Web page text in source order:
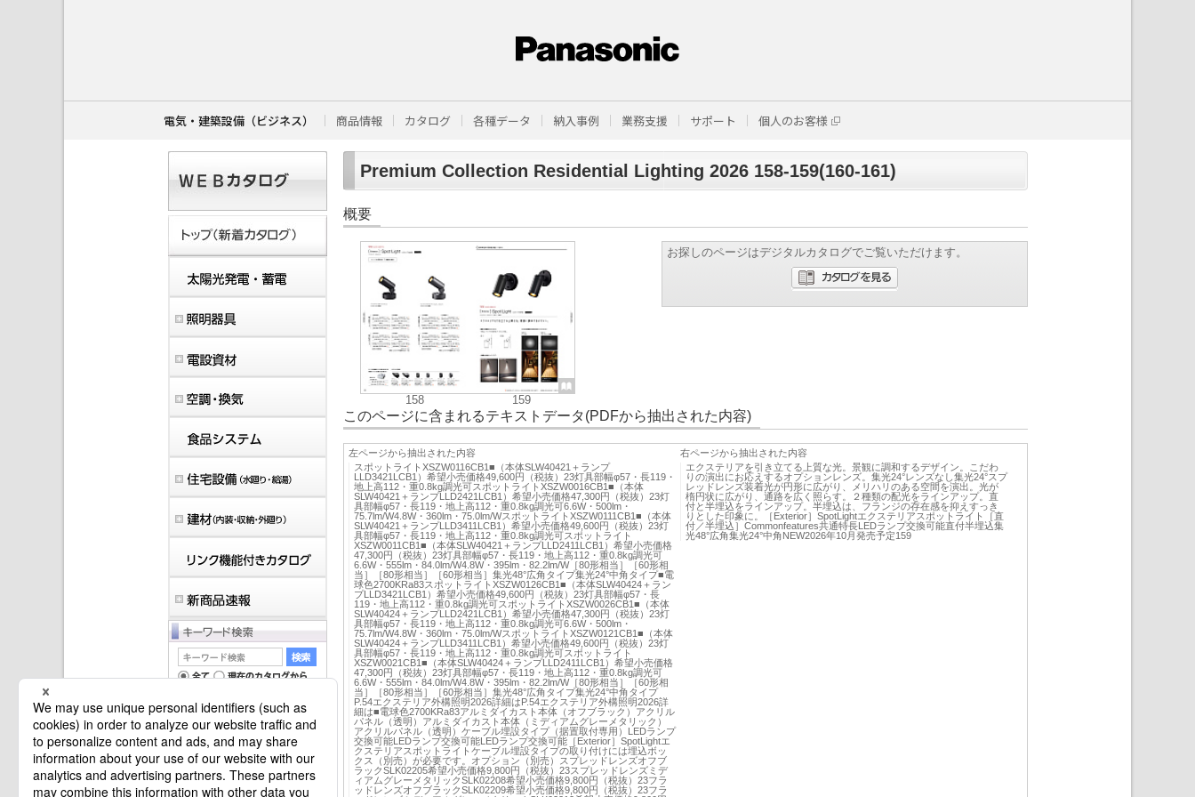
電気・建築設備（ビジネス） 商品情報 カタログ 各種データ 納入事例 業務支援 サポート 個人のお客様
Premium Collection Residential Lighting 2026 158-159(160-161)
概要
158 159
お探しのページはデジタルカタログでご覧いただけます。
このページに含まれるテキストデータ(PDFから抽出された内容)
左ページから抽出された内容
スポットライトXSZW0116CB1■（本体SLW40421＋ランプ
LLD3421LCB1）希望小売価格49,600円（税抜）23灯具部幅φ57・長119・
地上高112・重0.8kg調光可スポットライトXSZW0016CB1■（本体
SLW40421＋ランプLLD2421LCB1）希望小売価格47,300円（税抜）23灯
具部幅φ57・長119・地上高112・重0.8kg調光可6.6W・500lm・
75.7lm/W4.8W・360lm・75.0lm/WスポットライトXSZW0111CB1■（本体
SLW40421＋ランプLLD3411LCB1）希望小売価格49,600円（税抜）23灯
具部幅φ57・長119・地上高112・重0.8kg調光可スポットライト
XSZW0011CB1■（本体SLW40421＋ランプLLD2411LCB1）希望小売価格
47,300円（税抜）23灯具部幅φ57・長119・地上高112・重0.8kg調光可
6.6W・555lm・84.0lm/W4.8W・395lm・82.2lm/W［80形相当］［60形相
当］［80形相当］［60形相当］集光48°広角タイプ集光24°中角タイプ■電
球色2700KRa83スポットライトXSZW0126CB1■（本体SLW40424＋ラン
プLLD3421LCB1）希望小売価格49,600円（税抜）23灯具部幅φ57・長
119・地上高112・重0.8kg調光可スポットライトXSZW0026CB1■（本体
SLW40424＋ランプLLD2421LCB1）希望小売価格47,300円（税抜）23灯
具部幅φ57・長119・地上高112・重0.8kg調光可6.6W・500lm・
75.7lm/W4.8W・360lm・75.0lm/WスポットライトXSZW0121CB1■（本体
SLW40424＋ランプLLD3411LCB1）希望小売価格49,600円（税抜）23灯
具部幅φ57・長119・地上高112・重0.8kg調光可スポットライト
XSZW0021CB1■（本体SLW40424＋ランプLLD2411LCB1）希望小売価格
47,300円（税抜）23灯具部幅φ57・長119・地上高112・重0.8kg調光可
6.6W・555lm・84.0lm/W4.8W・395lm・82.2lm/W［80形相当］［60形相
当］［80形相当］［60形相当］集光48°広角タイプ集光24°中角タイプ
P.54エクステリア外構照明2026詳細はP.54エクステリア外構照明2026詳
細は■電球色2700KRa83アルミダイカスト本体（オフブラック）アクリル
パネル（透明）アルミダイカスト本体（ミディアムグレーメタリック）
アクリルパネル（透明）ケーブル埋設タイプ（据置取付専用）LEDランプ
交換可能LEDランプ交換可能LEDランプ交換可能［Exterior］SpotLightエ
クステリアスポットライトケーブル埋設タイプの取り付けには埋込ボッ
クス（別売）が必要です。オプション（別売）スプレッドレンズオフブ
ラックSLK02205希望小売価格9,800円（税抜）23スプレッドレンズミデ
ィアムグレーメタリックSLK02208希望小売価格9,800円（税抜）23フラ
ッドレンズオフブラックSLK02209希望小売価格9,800円（税抜）23フラ
右ページから抽出された内容
エクステリアを引き立てる上質な光。景観に調和するデザイン。こだわ
りの演出にお応えするオプションレンズ。集光24°レンズなし集光24°スプ
レッドレンズ装着光が円形に広がり、メリハリのある空間を演出。光が
楕円状に広がり、通路を広く照らす。２種類の配光をラインアップ。直
付と半埋込をラインアップ。半埋込は、フランジの存在感を抑えすっき
りとした印象に。［Exterior］SpotLightエクステリアスポットライト［直
付／半埋込］Commonfeatures共通特長LEDランプ交換可能直付半埋込集
光48°広角集光24°中角NEW2026年10月発売予定159
マイバインダーは空です。